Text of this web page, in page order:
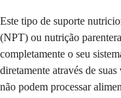
Este tipo de suporte
(NPT) ou nutrição
completamente o seu
diretamente através de
não podem processar